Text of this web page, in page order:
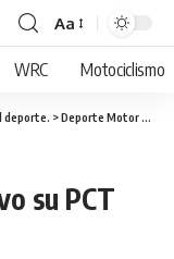
Cambiar
tamaño
fuente
Aa
WRC Motociclismo
deporte. >Deporte Motor
su PCT